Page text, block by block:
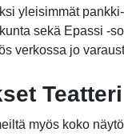
yleisimmät
sekä Epassi -
verkossa jo
myös koko